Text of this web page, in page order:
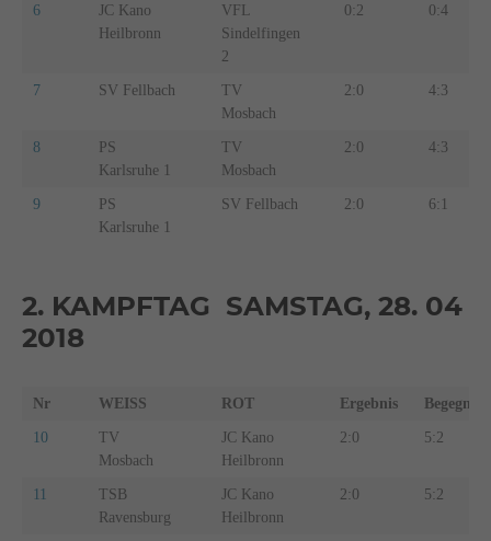
6
JC Kano
Heilbronn
VFL
Sindelfingen
2
0:2 0:4
7 SV Fellbach
TV
Mosbach
2:0 4:3
8
PS
Karlsruhe 1
TV
Mosbach
2:0 4:3
9
PS
Karlsruhe 1
SV Fellbach 2:0 6:1
2. KAMPFTAG SAMSTAG, 28. 04
2018
Nr WEISS ROT Ergebnis Begegn.
10
TV
Mosbach
JC Kano
Heilbronn
2:0 5:2
11
TSB
Ravensburg
JC Kano
Heilbronn
2:0 5:2